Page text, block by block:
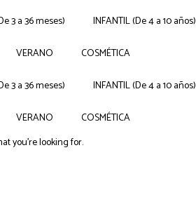
3 a 36 meses) INFANTIL (De 4 a 10 años)
VERANO
COSMÉTICA
3 a 36 meses) INFANTIL (De 4 a 10 años)
VERANO
COSMÉTICA
you're looking for.